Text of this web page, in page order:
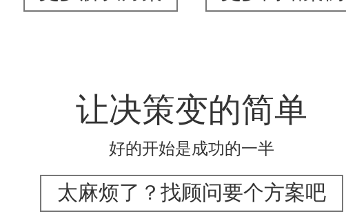
让决策变的简单
好的开始是成功的一半
太麻烦了？找顾问要个方案吧